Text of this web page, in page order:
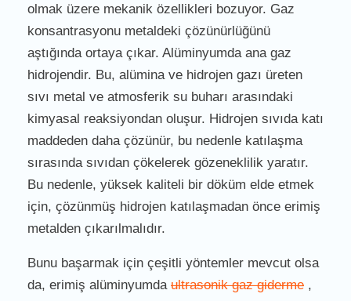
olmak üzere mekanik özellikleri bozuyor. Gaz
konsantrasyonu metaldeki çözünürlüğünü
aştığında ortaya çıkar. Alüminyumda ana gaz
hidrojendir. Bu, alümina ve hidrojen gazı üreten
sıvı metal ve atmosferik su buharı arasındaki
kimyasal reaksiyondan oluşur. Hidrojen sıvıda katı
maddeden daha çözünür, bu nedenle katılaşma
sırasında sıvıdan çökelerek gözeneklilik yaratır.
Bu nedenle, yüksek kaliteli bir döküm elde etmek
için, çözünmüş hidrojen katılaşmadan önce erimiş
metalden çıkarılmalıdır.
Bunu başarmak için çeşitli yöntemler mevcut olsa
da, erimiş alüminyumda ultrasonik gaz giderme ,